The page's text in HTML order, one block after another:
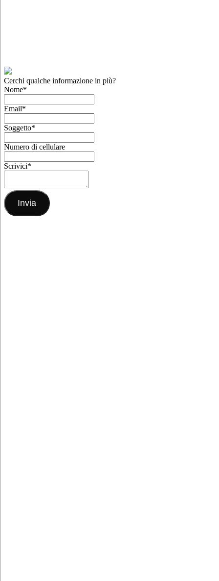
Cerchi qualche informazione in più?
Nome*
Email*
Soggetto*
Numero di cellulare
Scrivici*
Invia